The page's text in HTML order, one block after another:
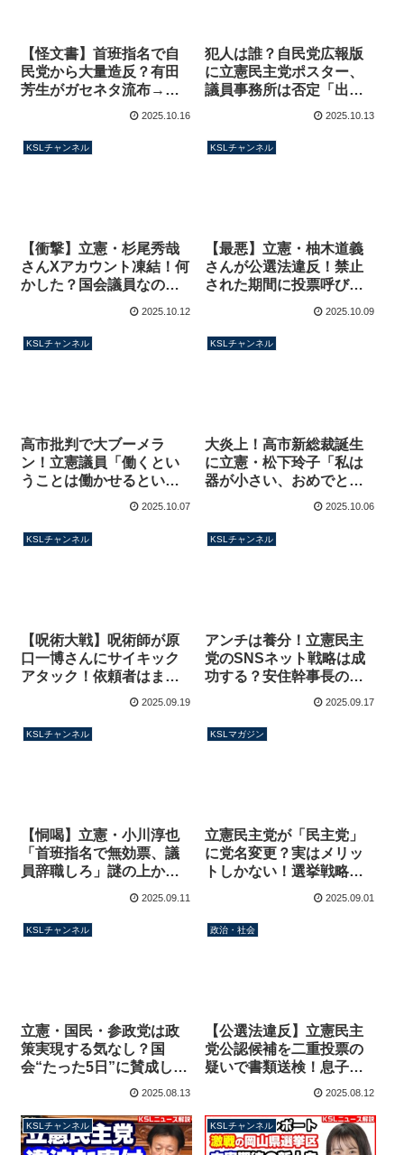
【怪文書】首班指名で自
民党から大量造反？有田
芳生がガセネタ流布→名
有田以外から情報出てい
ない説【KSLチャンネ
2025.10.16
犯人は誰？自民党広報版
に立憲民主党ポスター、
議員事務所は否定「出所
ブを始める【KSLチャン
ネル】
2025.10.13
KSLチャンネル
【衝撃】立憲・杉尾秀哉
さんXアカウント凍結！何
かした？国会議員なの
たか？【KSLチャンネ
ル】
2025.10.12
KSLチャンネル
【最悪】立憲・柚木道義
さんが公選法違反！禁止
された期間に投票呼びか
2025.10.09
KSLチャンネル
高市批判で大ブーメラ
ン！立憲議員「働くとい
うことは働かせるという
こと」意味不明な難癖も
自分も同じことを書いて
しまう【KSLチャンネ
2025.10.07
KSLチャンネル
大炎上！高市新総裁誕生
に立憲・松下玲子「私は
器が小さい、おめでとう
なんて思ってない」辻元
清美の投稿と明暗分かれ
る【KSLチャンネル
2025.10.06
KSLチャンネル
【呪術大戦】呪術師が原
口一博さんにサイキック
アタック！依頼者はまさ
【KSLチャンネル】
2025.09.19
KSLチャンネル
アンチは養分！立憲民主
党のSNSネット戦略は成
功する？安住幹事長の話
カギ【KSLチャンネル】
2025.09.17
KSLチャンネル
【恫喝】立憲・小川淳也
「首班指名で無効票、議
員辞職しろ」謎の上から
を牽制【KSLチャンネ
ル】
2025.09.11
KSLマガジン
立憲民主党が「民主党」
に党名変更？実はメリッ
トしかない！選挙戦略の
説【KSLチャンネル】マ
ガジン255号
2025.09.01
KSLチャンネル
立憲・国民・参政党は政
策実現する気なし？国
会“たった5日”に賛成した
理由→これが普通だから
2025.08.13
政治・社会
【公選法違反】立憲民主
党公認候補を二重投票の
疑いで書類送検！息子に
成りすまし不正→本人自
か？【KSLチャンネル】
2025.08.12
KSLチャンネル KSLチャンネル